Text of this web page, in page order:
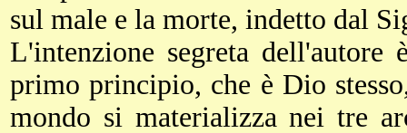
sul male e la morte, indetto dal
L'intenzione segreta
primo principio, che è Dio
mondo si materializza nei tre